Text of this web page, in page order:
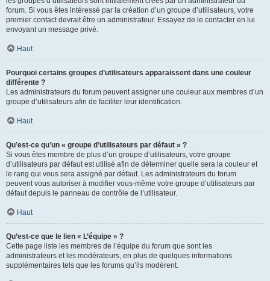
forum. Si vous êtes intéressé par la création d’un groupe d’utilisateurs, votre
premier contact devrait être un administrateur. Essayez de le contacter en lui
envoyant un message privé.
Haut
Pourquoi certains groupes d’utilisateurs apparaissent dans une couleur
différente ?
Les administrateurs du forum peuvent assigner une couleur aux membres d’un
groupe d’utilisateurs afin de faciliter leur identification.
Haut
Qu’est-ce qu’un « groupe d’utilisateurs par défaut » ?
Si vous êtes membre de plus d’un groupe d’utilisateurs, votre groupe
d’utilisateurs par défaut est utilisé afin de déterminer quelle sera la couleur et
le rang qui vous sera assigné par défaut. Les administrateurs du forum
peuvent vous autoriser à modifier vous-même votre groupe d’utilisateurs par
défaut depuis le panneau de contrôle de l’utilisateur.
Haut
Qu’est-ce que le lien « L’équipe » ?
Cette page liste les membres de l’équipe du forum que sont les
administrateurs et les modérateurs, en plus de quelques informations
supplémentaires tels que les forums qu’ils modèrent.